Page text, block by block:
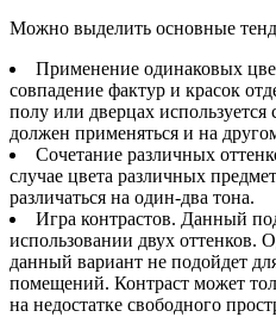
Можно выделить основные
Применение одинаковых
совпадение фактур и красок
полу или дверцах
должен применяться и на
Сочетание различных
случае цвета различных
различаться на один-два тона.
Игра контрастов. Данный
использовании двух оттенков.
данный вариант не подойдет
помещений. Контраст может
на недостатке свободного